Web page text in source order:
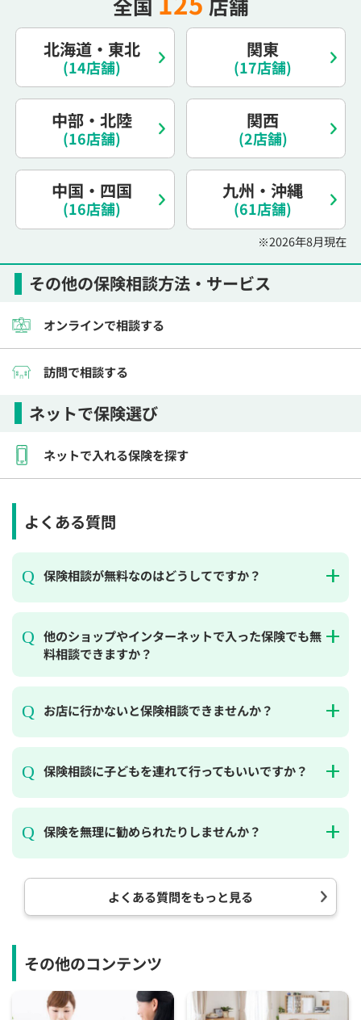
その他の保険相談方法・サービス
オンラインで相談する
訪問で相談する
ネットで保険選び
ネットで入れる保険を探す
北海道・東北
(14店舗)
関東
(17店舗)
中部・北陸
(16店舗)
関西
(2店舗)
中国・四国
(16店舗)
九州・沖縄
(61店舗)
※2026年8月現在
よくある質問
保険相談が無料なのはどうしてですか？
他のショップやインターネットで入った保険でも無
料相談できますか？
お店に行かないと保険相談できませんか？
保険相談に子どもを連れて行ってもいいですか？
保険を無理に勧められたりしませんか？
よくある質問をもっと見る
その他のコンテンツ